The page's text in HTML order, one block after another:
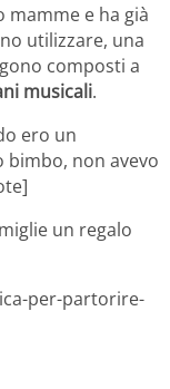
mamme e ha già
utilizzare, una
composti a
musicali.
ero un
bimbo, non avevo
un regalo
per-partorire-